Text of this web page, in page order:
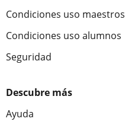
Condiciones uso maestros
Condiciones uso alumnos
Seguridad
Descubre más
Ayuda